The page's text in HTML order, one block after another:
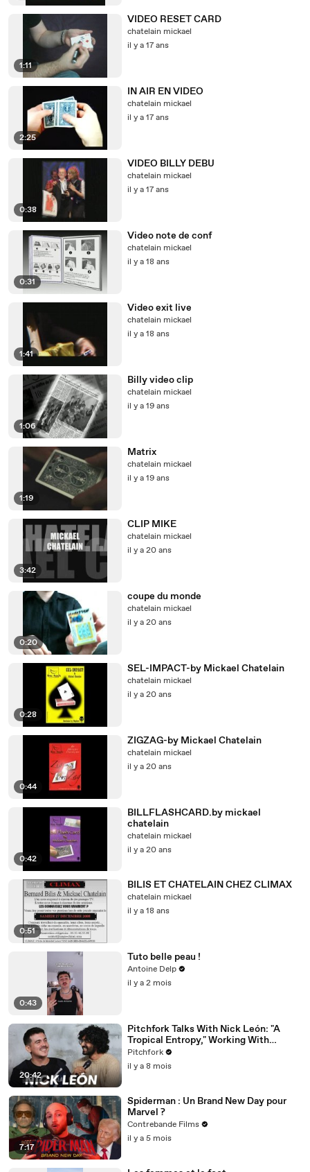
1:11
VIDEO RESET CARD
chatelain mickael
il y a 17 ans
2:25
IN AIR EN VIDEO
chatelain mickael
il y a 17 ans
0:38
VIDEO BILLY DEBU
chatelain mickael
il y a 17 ans
0:31
Video note de conf
chatelain mickael
il y a 18 ans
1:41
Video exit live
chatelain mickael
il y a 18 ans
1:06
Billy video clip
chatelain mickael
il y a 19 ans
1:19
Matrix
chatelain mickael
il y a 19 ans
3:42
CLIP MIKE
chatelain mickael
il y a 20 ans
0:20
coupe du monde
chatelain mickael
il y a 20 ans
0:28
SEL-IMPACT-by Mickael Chatelain
chatelain mickael
il y a 20 ans
0:44
ZIGZAG-by Mickael Chatelain
chatelain mickael
il y a 20 ans
0:42
BILLFLASHCARD.by mickael
chatelain
chatelain mickael
il y a 20 ans
0:51
BILIS ET CHATELAIN CHEZ CLIMAX
chatelain mickael
il y a 18 ans
0:43
Tuto belle peau !
Antoine Delp
il y a 2 mois
20:42
Pitchfork Talks With Nick León: "A
Tropical Entropy," Working With
Rosalía & Going Solo
Pitchfork
il y a 8 mois
7:17
Spiderman : Un Brand New Day pour
Marvel ?
Contrebande Films
il y a 5 mois